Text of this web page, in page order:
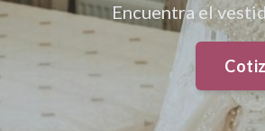
Encuentra el